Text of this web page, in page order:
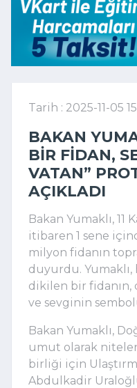
Tarih : 2025-11-05
BAKAN
BIR FIDAN,
VATAN”
AÇIKLADI
Bakan Yumaklı, 11
itibaren 1 sene
milyon fidanın
duyurdu.
dikilen bir fidanın,
ve sevginin
Bakan Yumaklı,
umut olarak
birliği için
Abdulkadir